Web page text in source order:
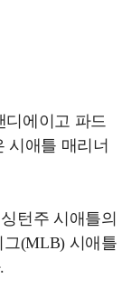
디에이고 파드
시애틀 매리너
턴주 시애틀의
그(MLB) 시애틀